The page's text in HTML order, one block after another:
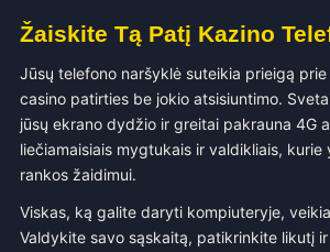
Žaiskite Tą Patį Kazino
Jūsų telefono naršyklė suteikia prieigą
casino patirties be jokio atsisiuntimo.
jūsų ekrano dydžio ir greitai pakrauna 4G
liečiamaisiais mygtukais ir valdikliais, kurie
rankos žaidimui.
Viskas, ką galite daryti kompiuteryje,
Valdykite savo sąskaitą, patikrinkite likutį